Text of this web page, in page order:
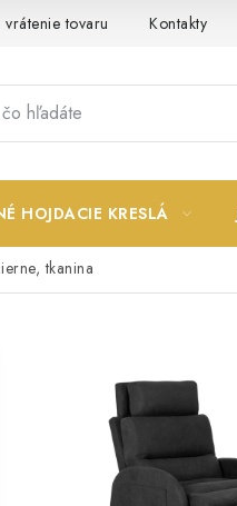
vrátenie tovaru Kontakty
HOJDACIE KRESLÁ
tkanina